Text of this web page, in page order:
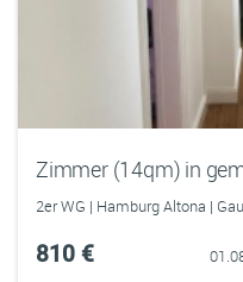
2er WG | Hamburg Altona |
810 €